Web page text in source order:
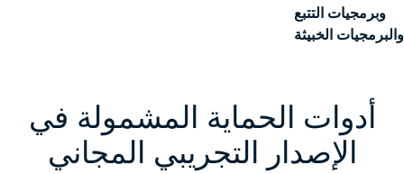
وبرمجيات التتبع
والبرمجيات الخبيثة
أدوات الحماية المشمولة في
الإصدار التجريبي المجاني